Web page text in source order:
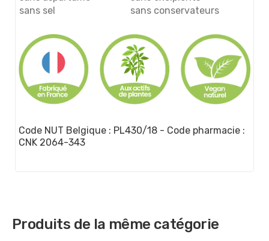
sans sel
sans conservateurs
Code NUT Belgique : PL430/18 - Code pharmacie :
CNK 2064-343
Produits de la même catégorie